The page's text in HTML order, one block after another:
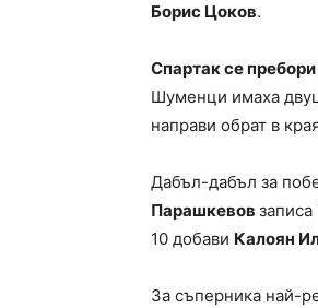
Борис Цоков.
Спартак се
Шуменци имаха
направи обрат в
Дабъл-дабъл за
Парашкевов
10 добави Калоян
За съперника най-